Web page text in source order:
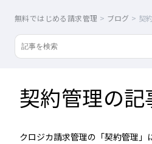
無料ではじめる請求管理 > ブログ > 契
契約管理の記
クロジカ請求管理の「契約管理」